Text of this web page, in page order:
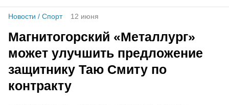
Новости / Спорт 12 июня
Магнитогорский «Металлург»
может улучшить предложение
защитнику Таю Смиту по
контракту